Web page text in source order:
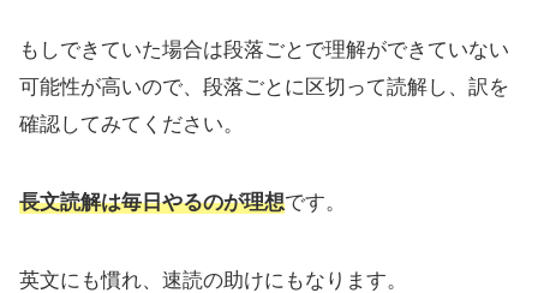
もしできていた場合は段落ごとで理解ができていない
可能性が高いので、段落ごとに区切って読解し、訳を
確認してみてください。
長文読解は毎日やるのが理想です。
英文にも慣れ、速読の助けにもなります。